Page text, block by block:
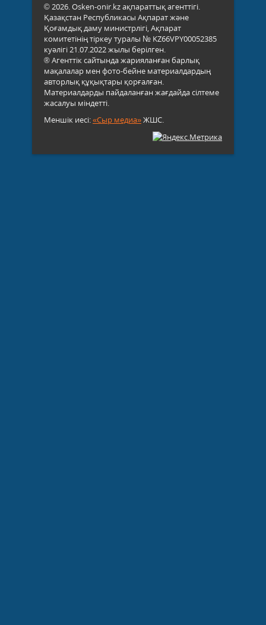
© 2026. Osken-onir.kz ақпараттық агенттігі.
Қазақстан Республикасы Ақпарат және
Қоғамдық даму министрлігі, Ақпарат
комитетінің тіркеу туралы № KZ66VPY00052385
куәлігі 21.07.2022 жылы берілген.
® Агенттік сайтында жарияланған барлық
мақалалар мен фото-бейне материалдардың
авторлық құқықтары қорғалған.
Материалдарды пайдаланған жағдайда сілтеме
жасалуы міндетті.
Меншік иесі:«Сыр медиа»ЖШС.